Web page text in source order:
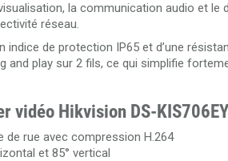
la communication audio et le
réseau.
indice de protection IP65 et d’une
play sur 2 fils, ce qui simplifie
vidéo Hikvision DS-KIS706EY
de rue avec compression H.264
et 85° vertical